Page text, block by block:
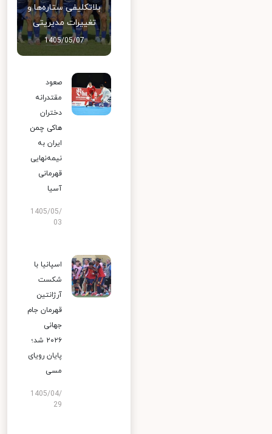
بلاتکلیفی ستاره‌ها و
تغییرات مدیریتی
1405/05/07
صعود
مقتدرانه
دختران
هاکی چمن
ایران به
نیمه‌نهایی
قهرمانی
آسیا
1405/05/
03
اسپانیا با
شکست
آرژانتین
قهرمان جام
جهانی
۲۰۲۶ شد؛
پایان رویای
مسی
1405/04/
29